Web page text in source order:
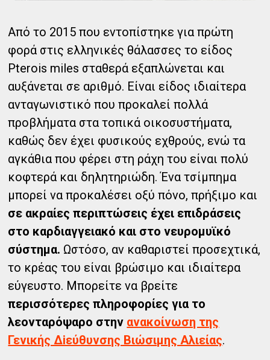
Από το 2015 που εντοπίστηκε για πρώτη
φορά στις ελληνικές θάλασσες το είδος
Pterois miles σταθερά εξαπλώνεται και
αυξάνεται σε αριθμό. Είναι είδος ιδιαίτερα
ανταγωνιστικό που προκαλεί πολλά
προβλήματα στα τοπικά οικοσυστήματα,
καθώς δεν έχει φυσικούς εχθρούς, ενώ τα
αγκάθια που φέρει στη ράχη του είναι πολύ
κοφτερά και δηλητηριώδη. Ένα τσίμπημα
μπορεί να προκαλέσει οξύ πόνο, πρήξιμο και
σε ακραίες περιπτώσεις έχει επιδράσεις
στο καρδιαγγειακό και στο νευρομυϊκό
σύστημα. Ωστόσο, αν καθαριστεί προσεχτικά,
το κρέας του είναι βρώσιμο και ιδιαίτερα
εύγευστο. Μπορείτε να βρείτε
περισσότερες πληροφορίες για το
λεονταρόψαρο στην ανακοίνωση της
Γενικής Δiεύθυνσης Βιώσιμης Αλιείας.